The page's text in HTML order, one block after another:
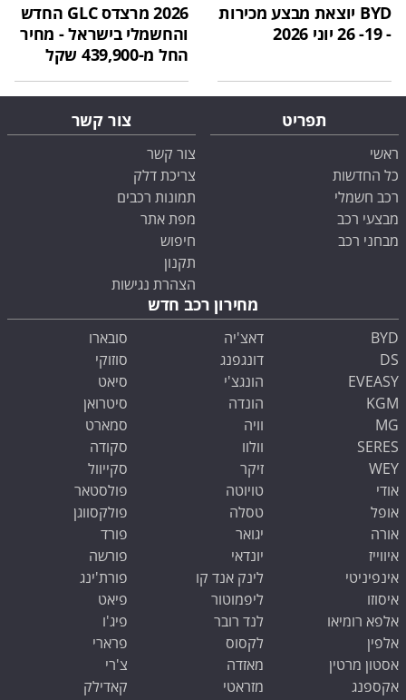
BYD יוצאת מבצע מכירות
- 19- 26 יוני 2026
2026 מרצדס GLC החדש
והחשמלי בישראל - מחיר
החל מ-439,900 שקל
תפריט
ראשי
כל החדשות
רכב חשמלי
מבצעי רכב
מבחני רכב
צור קשר
צור קשר
צריכת דלק
תמונות רכבים
מפת אתר
חיפוש
תקנון
הצהרת נגישות
מחירון רכב חדש
BYD
DS
EVEASY
KGM
MG
SERES
WEY
אודי
אופל
אורה
איווייז
אינפיניטי
איסוזו
אלפא רומיאו
אלפין
אסטון מרטין
אקספנג
דאצ'יה
דונגפנג
הונגצ'י
הונדה
וויה
וולוו
זיקר
טויוטה
טסלה
יגואר
יונדאי
לינק אנד קו
ליפמוטור
לנד רובר
לקסוס
מאזדה
מזראטי
סובארו
סוזוקי
סיאט
סיטרואן
סמארט
סקודה
סקייוול
פולסטאר
פולקסווגן
פורד
פורשה
פורת'ינג
פיאט
פיג'ו
פרארי
צ'רי
קאדילק